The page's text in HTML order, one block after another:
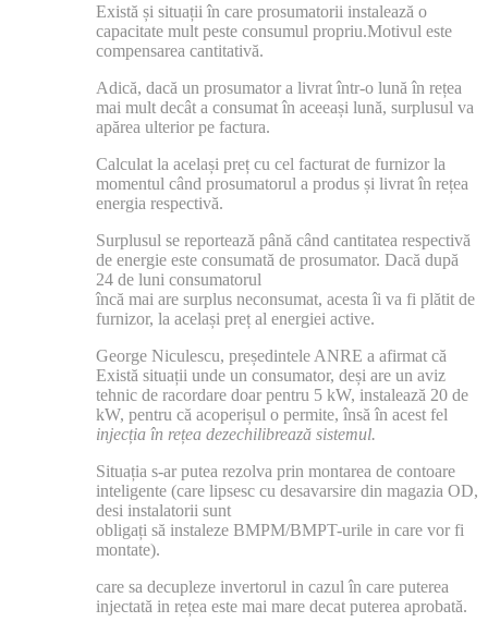
Există și situații în care prosumatorii instalează o
capacitate mult peste consumul propriu.Motivul este
compensarea cantitativă.
Adică, dacă un prosumator a livrat într-o lună în rețea
mai mult decât a consumat în aceeași lună, surplusul va
apărea ulterior pe factura.
Calculat la același preț cu cel facturat de furnizor la
momentul când prosumatorul a produs și livrat în rețea
energia respectivă.
Surplusul se reportează până când cantitatea respectivă
de energie este consumată de prosumator. Dacă după
24 de luni consumatorul
încă mai are surplus neconsumat, acesta îi va fi plătit de
furnizor, la același preț al energiei active.
George Niculescu, președintele ANRE a afirmat că
Există situații unde un consumator, deși are un aviz
tehnic de racordare doar pentru 5 kW, instalează 20 de
kW, pentru că acoperișul o permite, însă în acest fel
injecția în rețea dezechilibrează sistemul.
Situația s-ar putea rezolva prin montarea de contoare
inteligente (care lipsesc cu desavarsire din magazia OD,
desi instalatorii sunt
obligați să instaleze BMPM/BMPT-urile in care vor fi
montate).
care sa decupleze invertorul in cazul în care puterea
injectată in rețea este mai mare decat puterea aprobată.